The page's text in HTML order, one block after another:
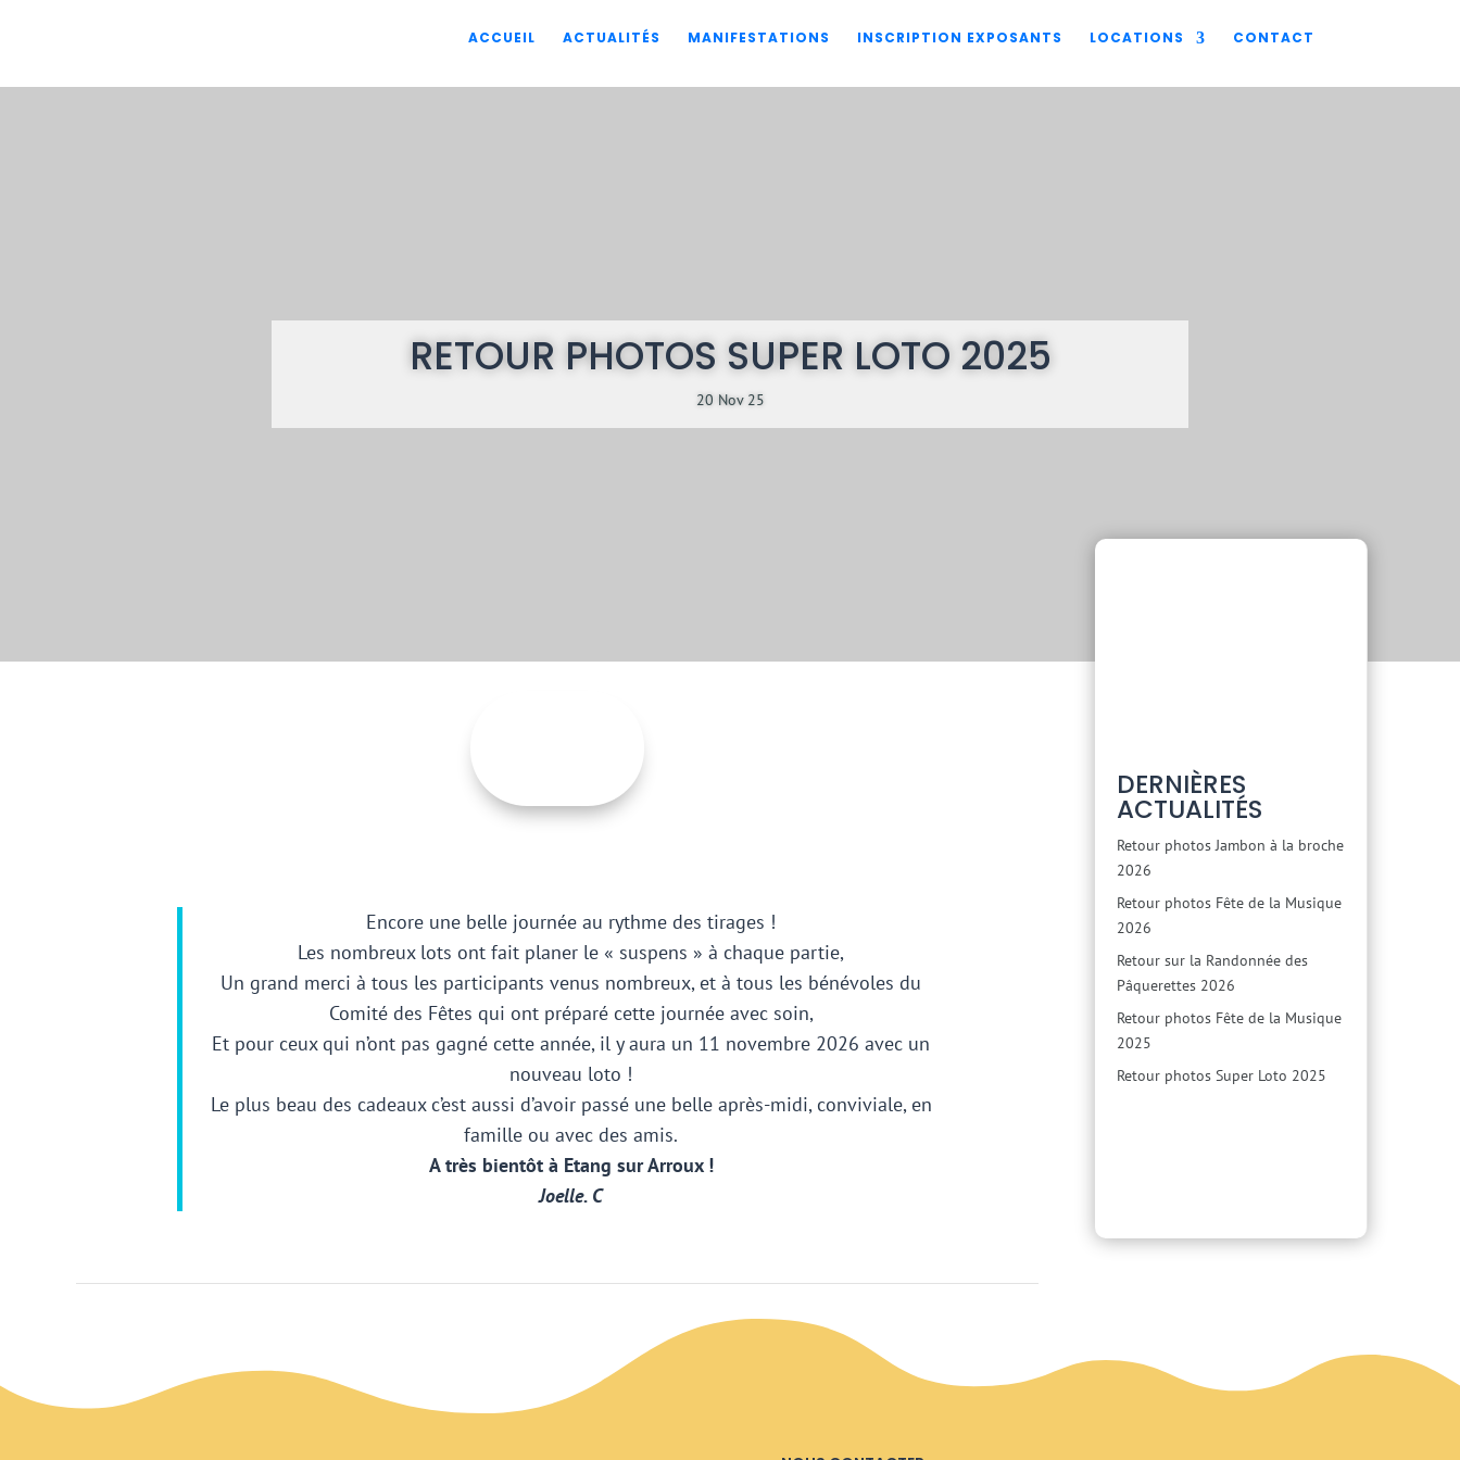
ACCUEIL ACTUALITÉS MANIFESTATIONS INSCRIPTION EXPOSANTS LOCATIONS CONTACT
RETOUR PHOTOS SUPER LOTO 2025
20 Nov 25
Encore une belle journée au rythme des tirages !
Les nombreux lots ont fait planer le « suspens » à chaque partie,
Un grand merci à tous les participants venus nombreux, et à tous les bénévoles du
Comité des Fêtes qui ont préparé cette journée avec soin,
Et pour ceux qui n’ont pas gagné cette année, il y aura un 11 novembre 2026 avec un
nouveau loto !
Le plus beau des cadeaux c’est aussi d’avoir passé une belle après-midi, conviviale, en
famille ou avec des amis.
A très bientôt à Etang sur Arroux !
Joelle. C
DERNIÈRES
ACTUALITÉS
Retour photos Jambon à la broche
2026
Retour photos Fête de la Musique
2026
Retour sur la Randonnée des
Pâquerettes 2026
Retour photos Fête de la Musique
2025
Retour photos Super Loto 2025